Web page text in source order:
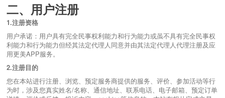
二、用户注册
1.注册资格
用户承诺：用户具有完全民事权利能力和行为能力或虽不具有完全民事权
利能力和行为能力但经其法定代理人同意并由其法定代理人代理注册及应
用更美APP服务。
2.注册目的
您在本站进行注册、浏览、预定服务商提供的服务、评价、参加活动等行
为时，涉及您真实姓名/名称、通信地址、联系电话、电子邮箱、预定订单